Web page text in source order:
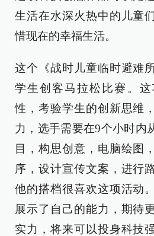
生活在水深火热中的儿童
惜现在的幸福生活。
这个《战时儿童临时避难
学生创客马拉松比赛。
性，考验学生的创新思维
力，选手需要在9个小时内
目，构思创意，电脑绘图
序，设计宣传文案，进行
他的搭档很喜欢这项活动
展示了自己的能力，期待
实力，将来可以投身科技